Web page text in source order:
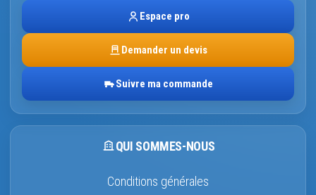
Espace pro
Demander un devis
Suivre ma commande
QUI SOMMES-NOUS
Conditions générales